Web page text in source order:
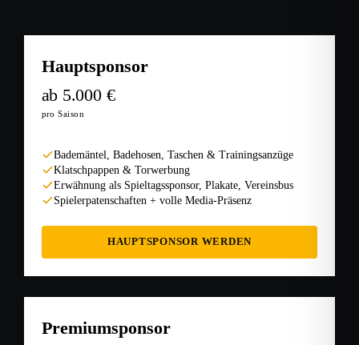
Hauptsponsor
ab 5.000 €
pro Saison
Bademäntel, Badehosen, Taschen & Trainingsanzüge
Klatschpappen & Torwerbung
Erwähnung als Spieltagssponsor, Plakate, Vereinsbus
Spielerpatenschaften + volle Media-Präsenz
HAUPTSPONSOR WERDEN
Premiumsponsor